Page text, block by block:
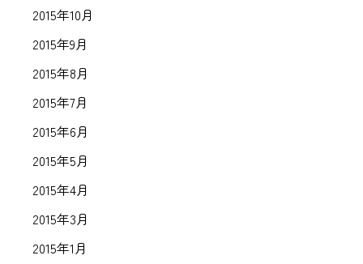
2015年10月
2015年9月
2015年8月
2015年7月
2015年6月
2015年5月
2015年4月
2015年3月
2015年1月